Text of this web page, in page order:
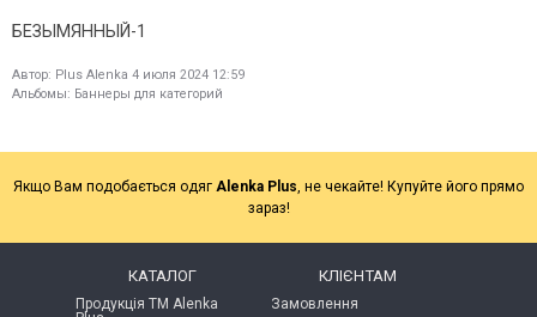
БЕЗЫМЯННЫЙ-1
Автор: Plus Alenka 4 июля 2024 12:59
Альбомы: Баннеры для категорий
Якщо Вам подобається одяг Alenka Plus, не чекайте! Купуйте його прямо
зараз!
КАТАЛОГ
Продукція ТМ Alenka
КЛІЄНТАМ
Замовлення